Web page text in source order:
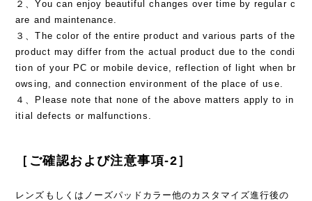
２、You can enjoy beautiful changes over time by regular c
are and maintenance.
３、The color of the entire product and various parts of the
product may differ from the actual product due to the condi
tion of your PC or mobile device, reflection of light when br
owsing, and connection environment of the place of use.
４、Please note that none of the above matters apply to in
itial defects or malfunctions.
［ご確認および注意事項-2］
レンズもしくはノーズパッドカラー他のカスタマイズ進行後の